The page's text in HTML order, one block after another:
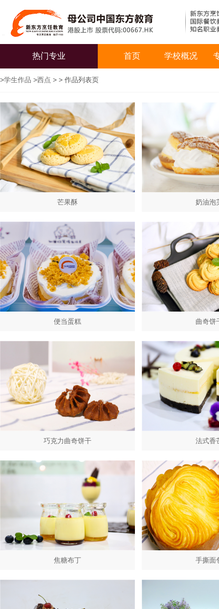
热门专业 首页 学校概况
>学生作品 >西点 > > 作品列表页
芒果酥 奶油泡
便当蛋糕 曲奇饼
巧克力曲奇饼干 法式香
焦糖布丁 手撕面